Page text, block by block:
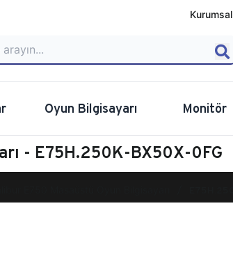
Oyun Bilgisayarı Monitör
- E75H.250K-BX50X-0FG